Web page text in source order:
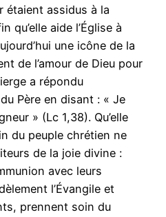
étaient assidus à la
qu’elle aide l’Église à
une icône de la
de l’amour de Dieu pour
a répondu
Père en disant : « Je
» (Lc 1,38). Qu’elle
du peuple chrétien ne
de la joie divine :
avec leurs
l’Évangile et
prennent soin du